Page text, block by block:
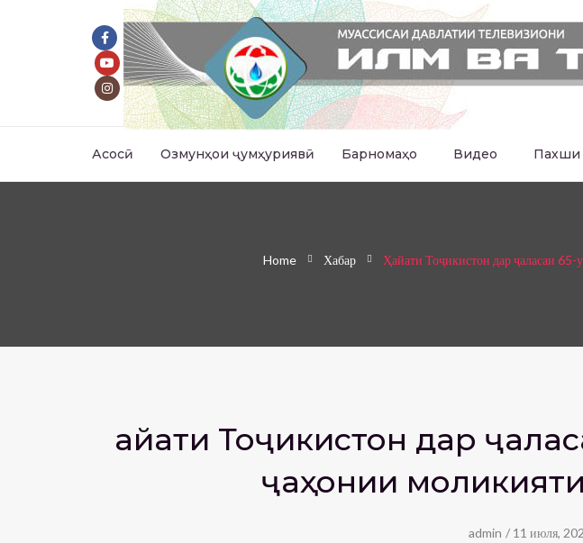
Асосӣ Озмунҳои ҷумҳуриявӣ Барномаҳо Видео Пахши
Home Хабар Ҳайати Тоҷикистон дар ҷаласаи
Ҳайати Тоҷикистон дар
ҷаҳонии
admin / 11 июля,